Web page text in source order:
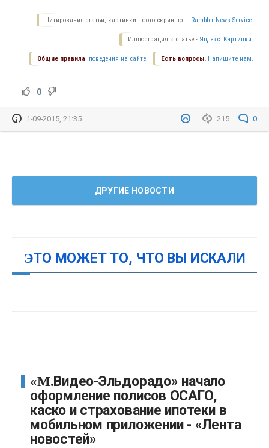
Цитирование статьи, картинки - фото скриншот - Rambler News Service.
Иллюстрация к статье - Яндекс. Картинки.
Есть вопросы. Напишите нам.
Общие правила поведения на сайте.
0
215 0
1-09-2015, 21:35
ДРУГИЕ НОВОСТИ
ЭТО МОЖЕТ ТО, ЧТО ВЫ ИСКАЛИ
«М.Видео-Эльдорадо» начало
оформление полисов ОСАГО,
каско и страхование ипотеки в
мобильном приложении - «Лента
новостей»